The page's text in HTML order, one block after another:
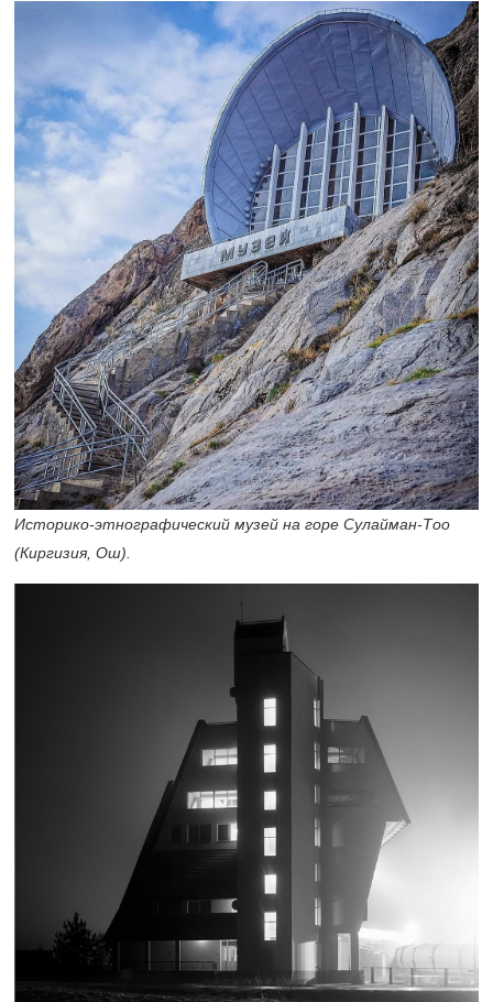
Историко-этнографический музей на горе Сулайман-Тоо
(Киргизия, Ош).